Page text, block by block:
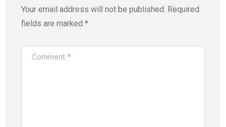
Your email address will not be published. Required
fields are marked *